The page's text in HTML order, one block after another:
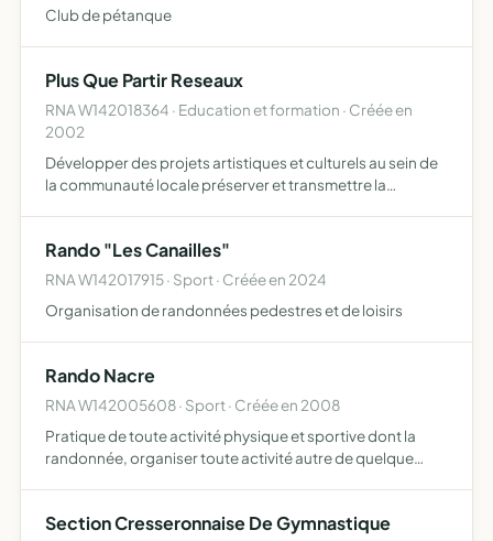
Club de pétanque
Plus Que Partir Reseaux
RNA W142018364 · Education et formation · Créée en
2002
Développer des projets artistiques et culturels au sein de
la communauté locale préserver et transmettre la
interculturels travai…
Rando "Les Canailles"
RNA W142017915 · Sport · Créée en 2024
Organisation de randonnées pedestres et de loisirs
Rando Nacre
RNA W142005608 · Sport · Créée en 2008
Pratique de toute activité physique et sportive dont la
randonnée, organiser toute activité autre de quelque
Section Cresseronnaise De Gymnastique